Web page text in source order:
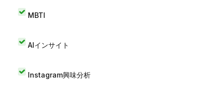
MBTI
AIインサイト
Instagram興味分析